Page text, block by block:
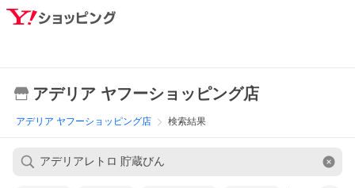
アデリア ヤフーショッピング店
アデリア ヤフーショッピング店 検索結果